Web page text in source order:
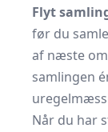
Flyt
før du
af næste
samlingen
Når du har